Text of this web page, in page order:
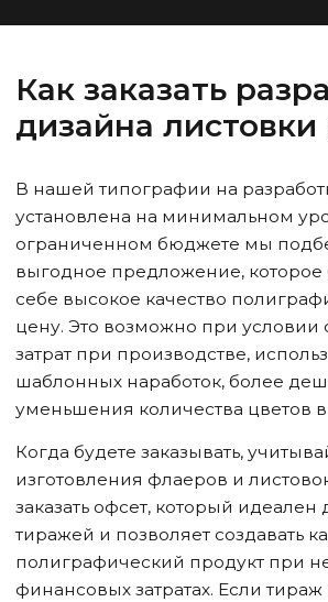
Как заказать
дизайна листовки
В нашей типографии на
установлена на минимальном
ограниченном бюджете мы
выгодное предложение, которое
себе высокое качество
цену. Это возможно при условии
затрат при производстве,
шаблонных наработок, более
уменьшения количества цветов
Когда будете заказывать,
изготовления флаеров и
заказать офсет, который
тиражей и позволяет создавать
полиграфический продукт при
финансовых затратах. Если